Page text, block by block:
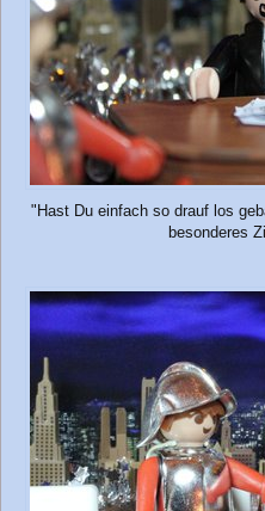
"Hast Du einfach so drauf los
besonderes